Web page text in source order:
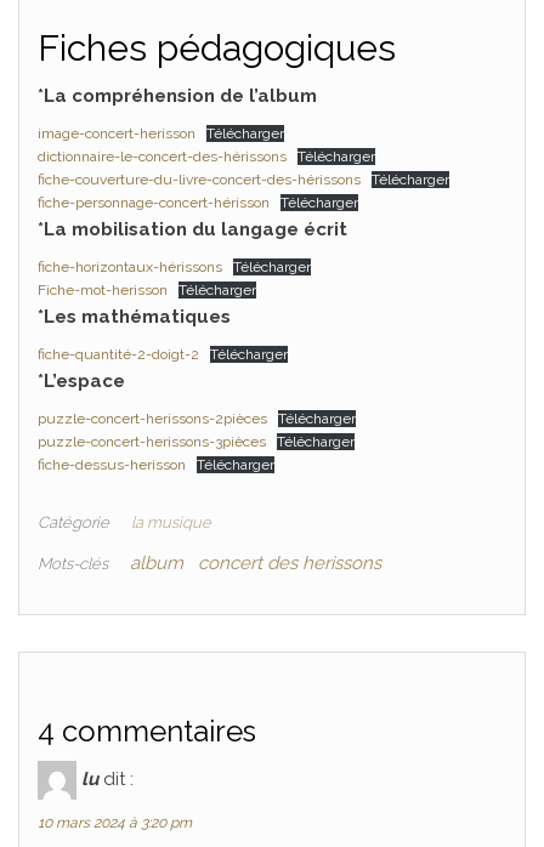
Fiches pédagogiques
*La compréhension de l’album
image-concert-herisson
Télécharger
dictionnaire-le-concert-des-hérissons
Télécharger
fiche-couverture-du-livre-concert-des-hérissons
Télécharger
fiche-personnage-concert-hérisson
Télécharger
*La mobilisation du langage écrit
fiche-horizontaux-hérissons
Télécharger
Fiche-mot-herisson
Télécharger
*Les mathématiques
fiche-quantité-2-doigt-2 Télécharger
*L’espace
puzzle-concert-herissons-2pièces
Télécharger
puzzle-concert-herissons-3pièces
Télécharger
fiche-dessus-herisson
Télécharger
Catégorie la musique
Mots-clés album concert des herissons
4 commentaires
lu dit :
10 mars 2024 à 3:20 pm